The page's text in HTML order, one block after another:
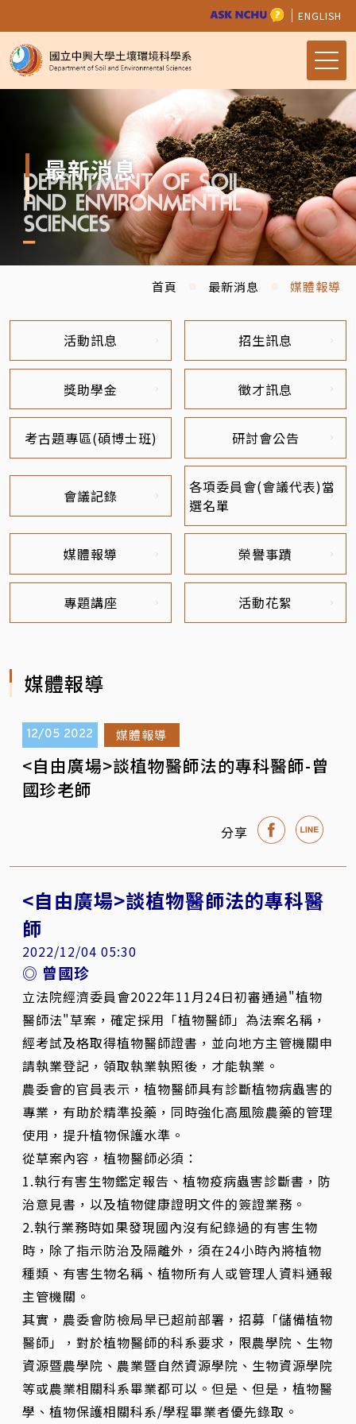
ENGLISH
最新消息
首頁 最新消息 媒體報導
活動訊息 招生訊息
獎助學金 徵才訊息
考古題專區(碩博士班) 研討會公告
會議記錄
各項委員會(會議代表)當
選名單
媒體報導 榮譽事蹟
專題講座 活動花絮
媒體報導
12/05 2022 媒體報導
<自由廣場>談植物醫師法的專科醫師-曾
國珍老師
分享
<自由廣場>談植物醫師法的專科醫
師
2022/12/04 05:30
◎ 曾國珍
立法院經濟委員會2022年11月24日初審通過"植物
醫師法"草案，確定採用「植物醫師」為法案名稱，
經考試及格取得植物醫師證書，並向地方主管機關申
請執業登記，領取執業執照後，才能執業。
農委會的官員表示，植物醫師具有診斷植物病蟲害的
專業，有助於精準投藥，同時強化高風險農藥的管理
使用，提升植物保護水準。
從草案內容，植物醫師必須：
1.執行有害生物鑑定報告、植物疫病蟲害診斷書，防
治意見書，以及植物健康證明文件的簽證業務。
2.執行業務時如果發現國內沒有紀錄過的有害生物
時，除了指示防治及隔離外，須在24小時內將植物
種類、有害生物名稱、植物所有人或管理人資料通報
主管機關。
其實，農委會防檢局早已超前部署，招募「儲備植物
醫師」，對於植物醫師的科系要求，限農學院、生物
資源暨農學院、農業暨自然資源學院、生物資源學院
等或農業相關科系畢業都可以。但是、但是，植物醫
學、植物保護相關科系/學程畢業者優先錄取。